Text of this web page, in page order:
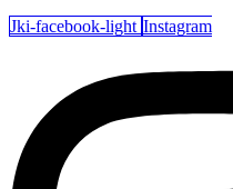
Jki-facebook-light Instagram